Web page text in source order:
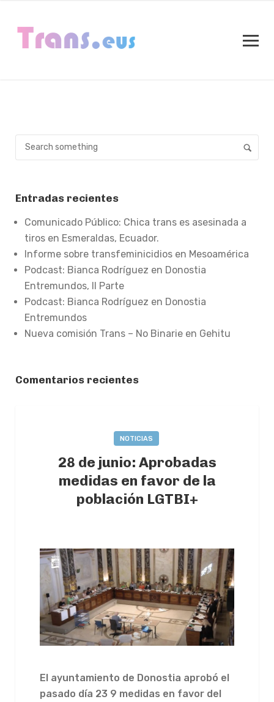
Entradas recientes
Comunicado Público: Chica trans es asesinada a
tiros en Esmeraldas, Ecuador.
Informe sobre transfeminicidios en Mesoamérica
Podcast: Bianca Rodríguez en Donostia
Entremundos, II Parte
Podcast: Bianca Rodríguez en Donostia
Entremundos
Nueva comisión Trans – No Binarie en Gehitu
Comentarios recientes
NOTICIAS
28 de junio: Aprobadas
medidas en favor de la
población LGTBI+
El ayuntamiento de Donostia aprobó el
pasado día 23 9 medidas en favor del